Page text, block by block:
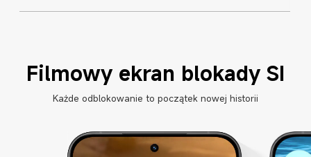
Filmowy ekran blokady SI
Każde odblokowanie to początek nowej historii